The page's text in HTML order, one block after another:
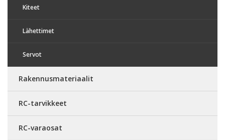
Kiteet
Lähettimet
Servot
Rakennusmateriaalit
RC-tarvikkeet
RC-varaosat